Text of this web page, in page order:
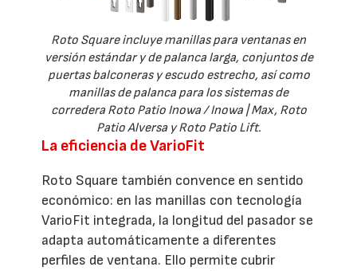
Roto Square incluye manillas para ventanas en
versión estándar y de palanca larga, conjuntos de
puertas balconeras y escudo estrecho, así como
manillas de palanca para los sistemas de
corredera Roto Patio Inowa / Inowa | Max, Roto
Patio Alversa y Roto Patio Lift.
La eficiencia de VarioFit
Roto Square también convence en sentido
económico: en las manillas con tecnología
VarioFit integrada, la longitud del pasador se
adapta automáticamente a diferentes
perfiles de ventana. Ello permite cubrir